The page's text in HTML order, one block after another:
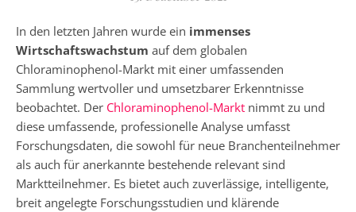
In den letzten Jahren wurde ein immenses
Wirtschaftswachstum auf dem globalen
Chloraminophenol-Markt mit einer umfassenden
Sammlung wertvoller und umsetzbarer Erkenntnisse
beobachtet. Der Chloraminophenol-Markt nimmt zu und
diese umfassende, professionelle Analyse umfasst
Forschungsdaten, die sowohl für neue Branchenteilnehmer
als auch für anerkannte bestehende relevant sind
Marktteilnehmer. Es bietet auch zuverlässige, intelligente,
breit angelegte Forschungsstudien und klärende